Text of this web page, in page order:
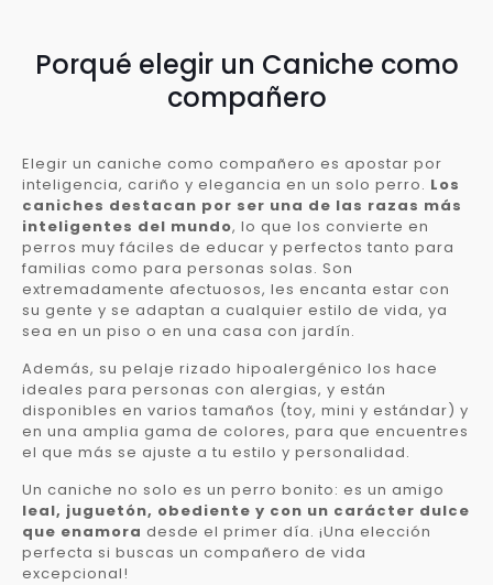
Porqué elegir un Caniche como
compañero
Elegir un caniche como compañero es apostar por
inteligencia, cariño y elegancia en un solo perro. Los
caniches destacan por ser una de las razas más
inteligentes del mundo, lo que los convierte en
perros muy fáciles de educar y perfectos tanto para
familias como para personas solas. Son
extremadamente afectuosos, les encanta estar con
su gente y se adaptan a cualquier estilo de vida, ya
sea en un piso o en una casa con jardín.
Además, su pelaje rizado hipoalergénico los hace
ideales para personas con alergias, y están
disponibles en varios tamaños (toy, mini y estándar) y
en una amplia gama de colores, para que encuentres
el que más se ajuste a tu estilo y personalidad.
Un caniche no solo es un perro bonito: es un amigo
leal, juguetón, obediente y con un carácter dulce
que enamora desde el primer día. ¡Una elección
perfecta si buscas un compañero de vida
excepcional!